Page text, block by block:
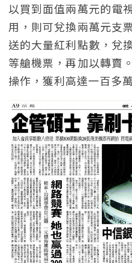
以買到面值兩萬元的電
用，則可兌換兩萬元支
送的大量紅利點數，兌
等艙機票，再加以轉賣
操作，獲利高達一百多